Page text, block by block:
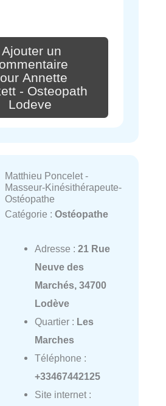
Ajouter un
Annette
- Osteopath
Lodeve
Matthieu Poncelet -
Masseur-Kinésithérapeute-
Ostéopathe
Catégorie : Ostéopathe
Adresse : 21 Rue
Neuve des
Marchés, 34700
Lodève
Quartier : Les
Marches
Téléphone :
+33467442125
Site internet :